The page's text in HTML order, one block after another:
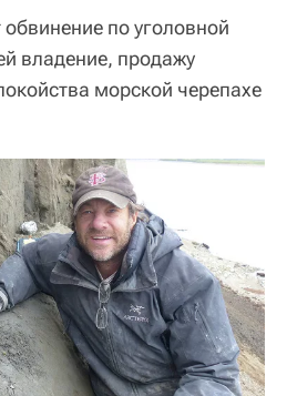
по уголовной
владение, продажу
морской черепахе